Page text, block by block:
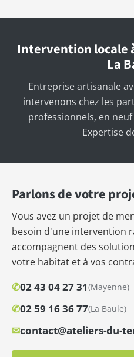
Intervention locale
La
Entreprise artisanale
intervenons chez les
professionnels, en
Expertise
Parlons de votre
Vous avez un projet de
besoin d'une intervention
accompagnent des
votre habitat et à vos
✆02 43 04 27 31(Mayenne)
✆02 59 16 36 77(La Baule)
✉contact@ateliers-du-